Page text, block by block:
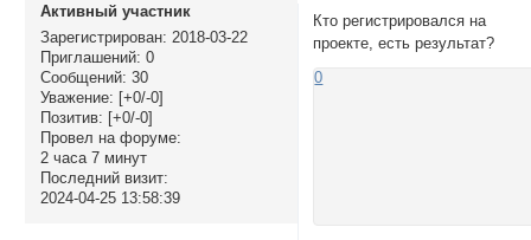
Активный участник
Зарегистрирован: 2018-03-22
Приглашений: 0
Сообщений: 30
Уважение: [+0/-0]
Позитив: [+0/-0]
Провел на форуме:
2 часа 7 минут
Последний визит:
2024-04-25 13:58:39
Кто регистрировался на
проекте, есть результат?
0